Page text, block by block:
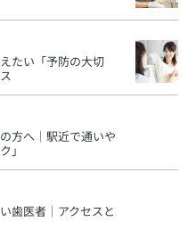
たい「予防の大切
方へ｜駅近で通いや
」
歯医者｜アクセスと